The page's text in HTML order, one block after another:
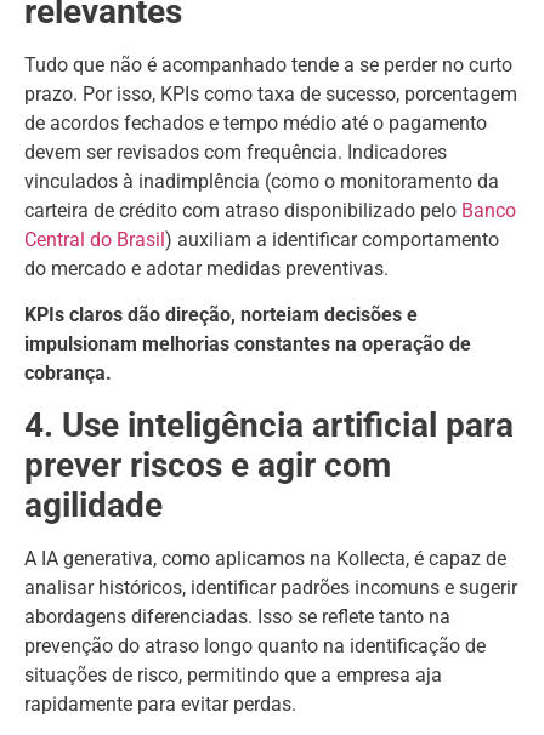
relevantes
Tudo que não é acompanhado tende a se perder no curto
prazo. Por isso, KPIs como taxa de sucesso, porcentagem
de acordos fechados e tempo médio até o pagamento
devem ser revisados com frequência. Indicadores
vinculados à inadimplência (como o monitoramento da
carteira de crédito com atraso disponibilizado pelo Banco
Central do Brasil) auxiliam a identificar comportamento
do mercado e adotar medidas preventivas.
KPIs claros dão direção, norteiam decisões e
impulsionam melhorias constantes na operação de
cobrança.
4. Use inteligência artificial para
prever riscos e agir com
agilidade
A IA generativa, como aplicamos na Kollecta, é capaz de
analisar históricos, identificar padrões incomuns e sugerir
abordagens diferenciadas. Isso se reflete tanto na
prevenção do atraso longo quanto na identificação de
situações de risco, permitindo que a empresa aja
rapidamente para evitar perdas.